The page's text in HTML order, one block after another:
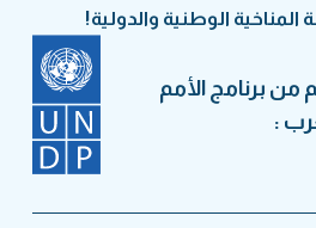
من برنامج الأمم
:
المناخية الوطنية والدولية!